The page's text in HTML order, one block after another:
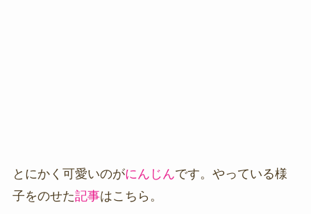
とにかく可愛いのがにんじんです。やっている様
子をのせた記事はこちら。